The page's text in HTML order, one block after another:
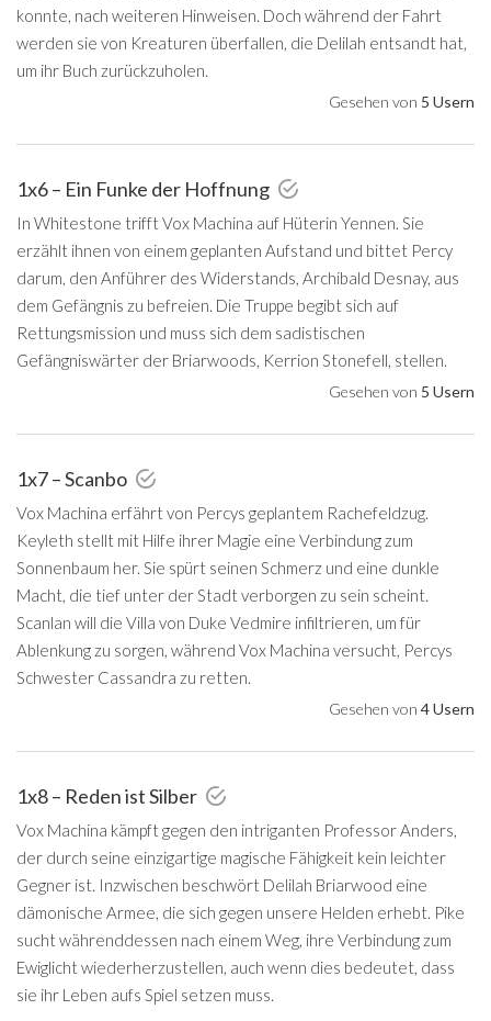
konnte, nach weiteren Hinweisen. Doch während der Fahrt
werden sie von Kreaturen überfallen, die Delilah entsandt hat,
um ihr Buch zurückzuholen.
Gesehen von 5 Usern
1x6 – Ein Funke der Hoffnung
In Whitestone trifft Vox Machina auf Hüterin Yennen. Sie
erzählt ihnen von einem geplanten Aufstand und bittet Percy
darum, den Anführer des Widerstands, Archibald Desnay, aus
dem Gefängnis zu befreien. Die Truppe begibt sich auf
Rettungsmission und muss sich dem sadistischen
Gefängniswärter der Briarwoods, Kerrion Stonefell, stellen.
Gesehen von 5 Usern
1x7 – Scanbo
Vox Machina erfährt von Percys geplantem Rachefeldzug.
Keyleth stellt mit Hilfe ihrer Magie eine Verbindung zum
Sonnenbaum her. Sie spürt seinen Schmerz und eine dunkle
Macht, die tief unter der Stadt verborgen zu sein scheint.
Scanlan will die Villa von Duke Vedmire infiltrieren, um für
Ablenkung zu sorgen, während Vox Machina versucht, Percys
Schwester Cassandra zu retten.
Gesehen von 4 Usern
1x8 – Reden ist Silber
Vox Machina kämpft gegen den intriganten Professor Anders,
der durch seine einzigartige magische Fähigkeit kein leichter
Gegner ist. Inzwischen beschwört Delilah Briarwood eine
dämonische Armee, die sich gegen unsere Helden erhebt. Pike
sucht währenddessen nach einem Weg, ihre Verbindung zum
Ewiglicht wiederherzustellen, auch wenn dies bedeutet, dass
sie ihr Leben aufs Spiel setzen muss.